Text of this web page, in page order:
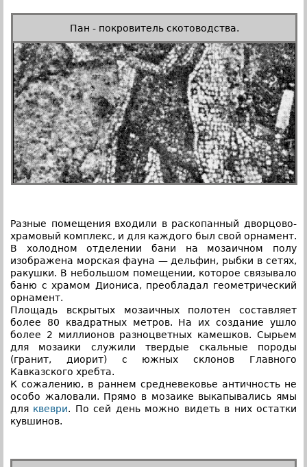
Пан - покровитель скотоводства.
Разные помещения входили в раскопанный дворцово-
храмовый комплекс, и для каждого был свой орнамент.
В холодном отделении бани на мозаичном полу
изображена морская фауна — дельфин, рыбки в сетях,
ракушки. В небольшом помещении, которое связывало
баню с храмом Диониса, преобладал геометрический
орнамент.
Площадь вскрытых мозаичных полотен составляет
более 80 квадратных метров. На их создание ушло
более 2 миллионов разноцветных камешков. Сырьем
для мозаики служили твердые скальные породы
(гранит, диорит) с южных склонов Главного
Кавказского хребта.
К сожалению, в раннем средневековье античность не
особо жаловали. Прямо в мозаике выкапывались ямы
для квеври. По сей день можно видеть в них остатки
кувшинов.